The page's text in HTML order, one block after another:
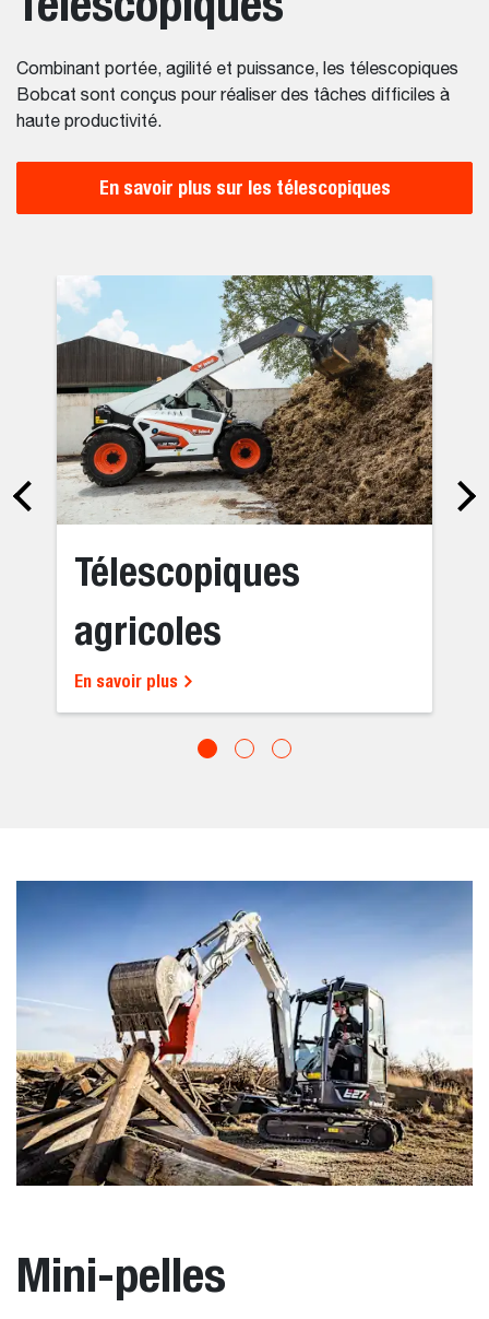
Combinant portée, agilité et puissance, les télescopiques
Bobcat sont conçus pour réaliser des tâches difficiles à
haute productivité.
En savoir plus sur les télescopiques
Télescopiques
agricoles
En savoir plus
Mini-pelles